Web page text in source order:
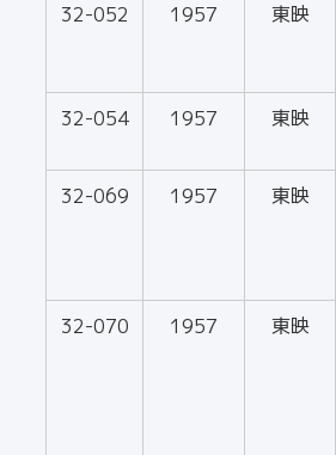
32-052
1957 東映
32-054 1957 東映
32-069
1957 東映
32-070 1957 東映